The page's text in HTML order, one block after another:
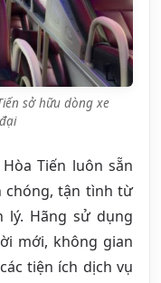
sở hữu dòng xe
Tiến luôn sẵn
chóng, tận tình từ
lý. Hãng sử dụng
mới, không gian
tiện ích dịch vụ